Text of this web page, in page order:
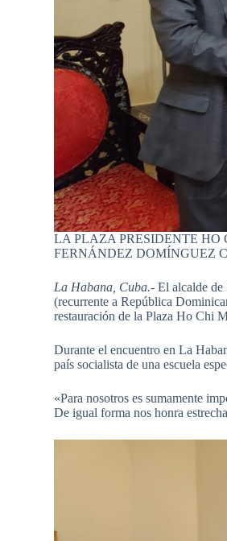
LA PLAZA PRESIDENTE
FERNÁNDEZ DOMÍNGUEZ
La Habana, Cuba.- El alcalde de
(recurrente a República
restauración de la Plaza Ho Chi
Durante el encuentro en La
país socialista de una escuela
«Para nosotros es sumamente
De igual forma nos honra